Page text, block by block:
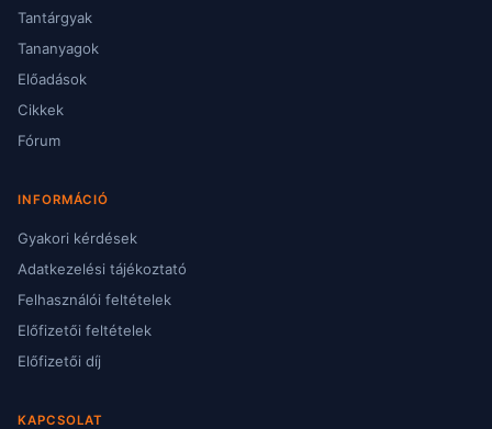
Tantárgyak
Tananyagok
Előadások
Cikkek
Fórum
INFORMÁCIÓ
Gyakori kérdések
Adatkezelési tájékoztató
Felhasználói feltételek
Előfizetői feltételek
Előfizetői díj
KAPCSOLAT